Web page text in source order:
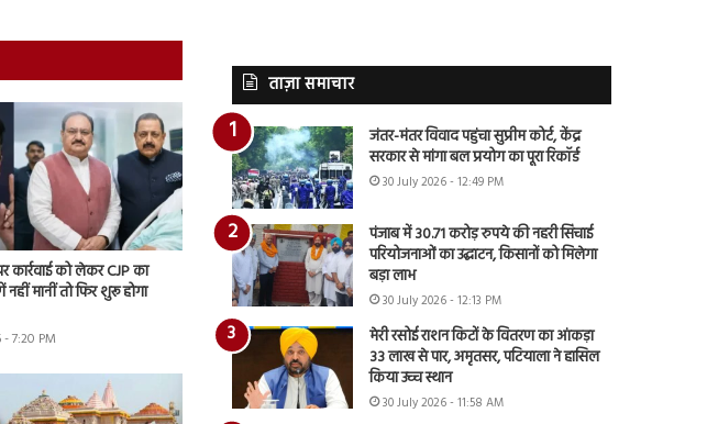
कार्रवाई को लेकर CJP का
मानीं तो फिर शुरू होगा
7:20 PM
ताज़ा समाचार
जंतर-मंतर विवाद पहुंचा सुप्रीम कोर्ट, केंद्र
सरकार से मांगा बल प्रयोग का पूरा रिकॉर्ड
30 July 2026 - 12:49 PM
पंजाब में 30.71 करोड़ रुपये की नहरी सिंचाई
परियोजनाओं का उद्घाटन, किसानों को मिलेगा
बड़ा लाभ
30 July 2026 - 12:13 PM
मेरी रसोई राशन किटों के वितरण का आंकड़ा
33 लाख से पार, अमृतसर, पटियाला ने हासिल
किया उच्च स्थान
30 July 2026 - 11:58 AM